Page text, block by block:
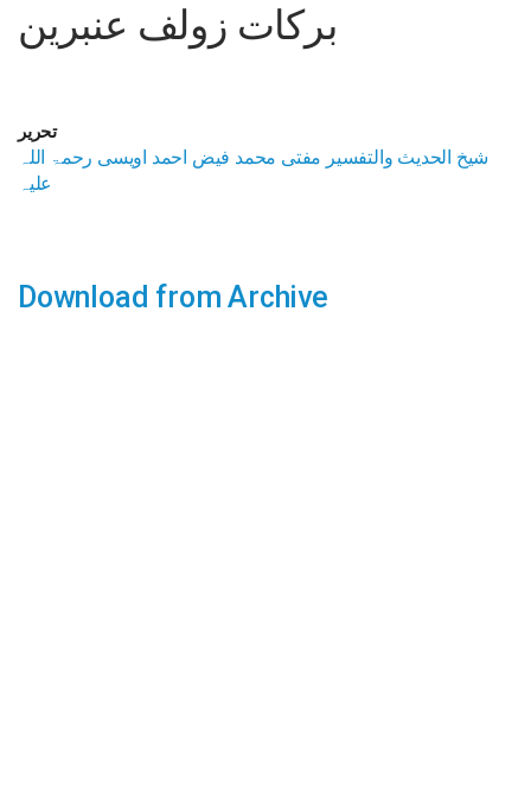
برکات زولف عنبرین
تحریر
شیخ الحدیث والتفسیر مفتی محمد فیض احمد اویسی رحمۃ اللہ
علیہ
Download from Archive